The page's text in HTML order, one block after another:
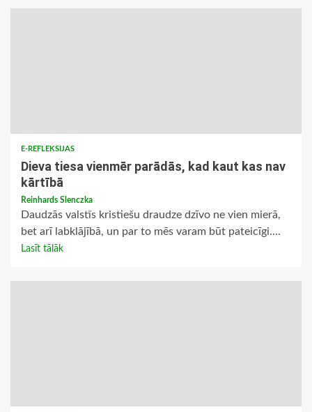
E-REFLEKSIJAS
Dieva tiesa vienmēr parādās, kad kaut kas nav
kārtībā
Reinhards Slenczka
Daudzās valstīs kristiešu draudze dzīvo ne vien mierā,
bet arī labklājībā, un par to mēs varam būt pateicīgi....
Lasīt tālāk